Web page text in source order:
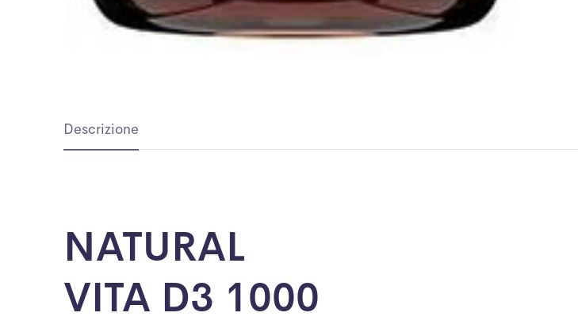
Descrizione
NATURAL
VITA D3 1000